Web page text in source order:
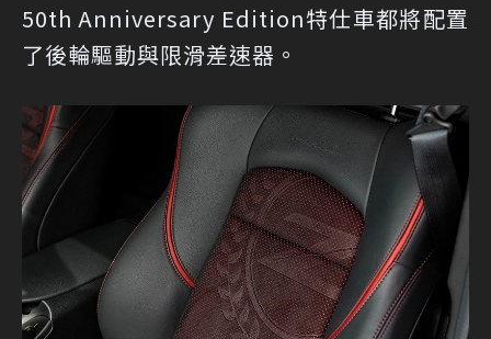
50th Anniversary Edition特仕車都將配置
了後輪驅動與限滑差速器。